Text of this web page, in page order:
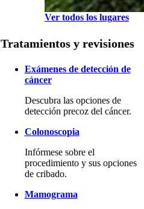
Ver todos los lugares
Tratamientos y revisiones
Exámenes de detección de
cáncer
Descubra las opciones de
detección precoz del cáncer.
Colonoscopia
Infórmese sobre el
procedimiento y sus opciones
de cribado.
Mamograma